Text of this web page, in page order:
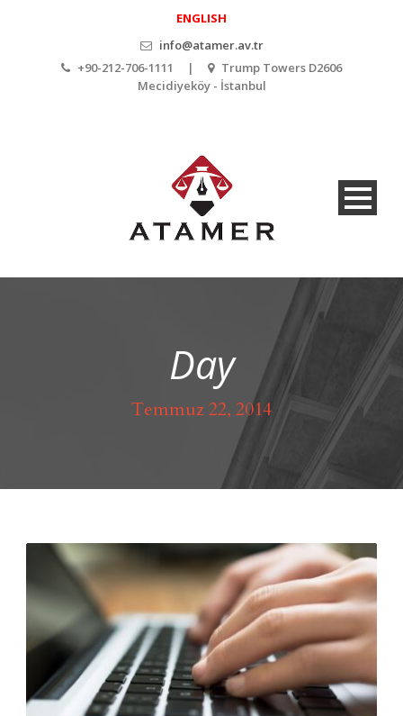
ENGLISH
info@atamer.av.tr
+90-212-706-1111 |
Trump Towers D2606
Mecidiyeköy - İstanbul
Day
Temmuz 22, 2014